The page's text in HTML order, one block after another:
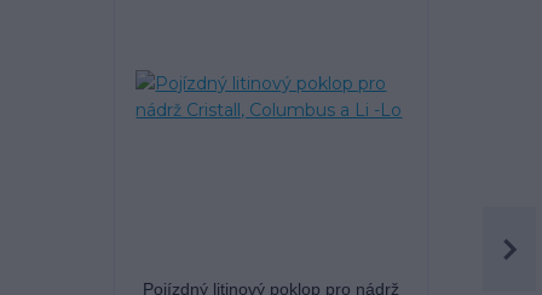
Pojízdný litinový poklop pro nádrž